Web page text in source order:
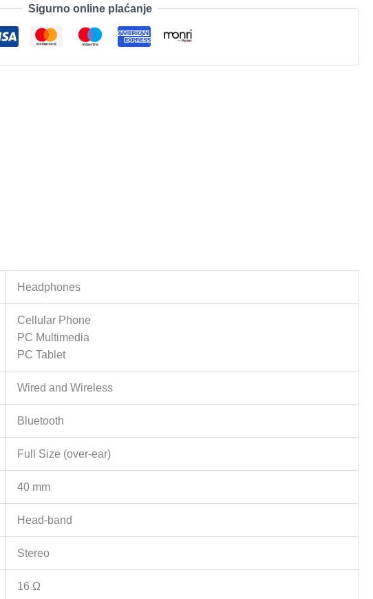
Sigurno online plaćanje
Headphones
Cellular Phone
PC Multimedia
PC Tablet
Wired and Wireless
Bluetooth
Full Size (over-ear)
40 mm
Head-band
Stereo
16 Ω